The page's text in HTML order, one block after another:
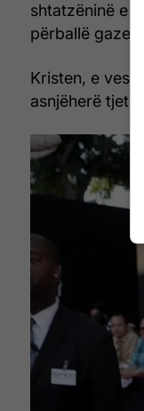
shtatzëninë e
përballë
Kristen, e
asnjëherë